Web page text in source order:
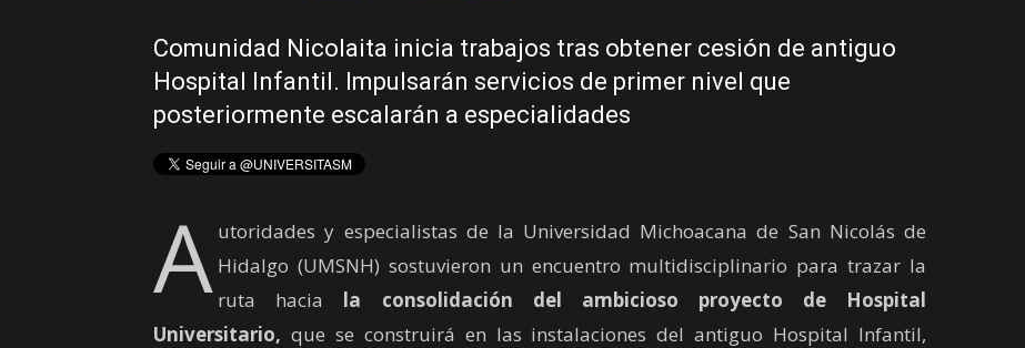
Comunidad Nicolaita inicia trabajos tras obtener cesión de antiguo
Hospital Infantil. Impulsarán servicios de primer nivel que
posteriormente escalarán a especialidades
A utoridades y especialistas de la Universidad Michoacana de San Nicolás de
Hidalgo (UMSNH) sostuvieron un encuentro multidisciplinario para trazar la
ruta hacia la consolidación del ambicioso proyecto de Hospital
Universitario, que se construirá en las instalaciones del antiguo Hospital Infantil,